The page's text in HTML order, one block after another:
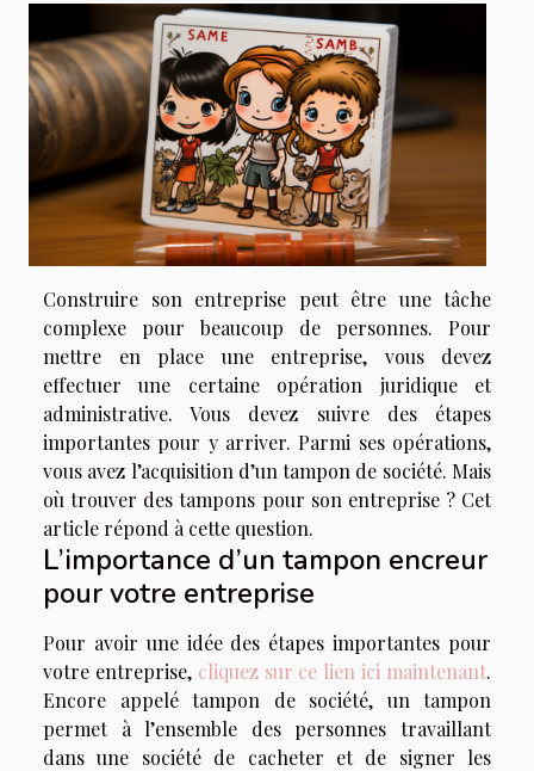
Construire son entreprise peut être une tâche
complexe pour beaucoup de personnes. Pour
mettre en place une entreprise, vous devez
effectuer une certaine opération juridique et
administrative. Vous devez suivre des étapes
importantes pour y arriver. Parmi ses opérations,
vous avez l’acquisition d’un tampon de société. Mais
où trouver des tampons pour son entreprise ? Cet
article répond à cette question.
L’importance d’un tampon encreur
pour votre entreprise
Pour avoir une idée des étapes importantes pour
votre entreprise, cliquez sur ce lien ici maintenant.
Encore appelé tampon de société, un tampon
permet à l’ensemble des personnes travaillant
dans une société de cacheter et de signer les